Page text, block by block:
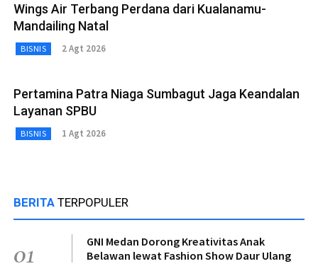
Wings Air Terbang Perdana dari Kualanamu-
Mandailing Natal
BISNIS 2 Agt 2026
Pertamina Patra Niaga Sumbagut Jaga Keandalan
Layanan SPBU
BISNIS 1 Agt 2026
BERITA TERPOPULER
01
GNI Medan Dorong Kreativitas Anak
Belawan lewat Fashion Show Daur Ulang